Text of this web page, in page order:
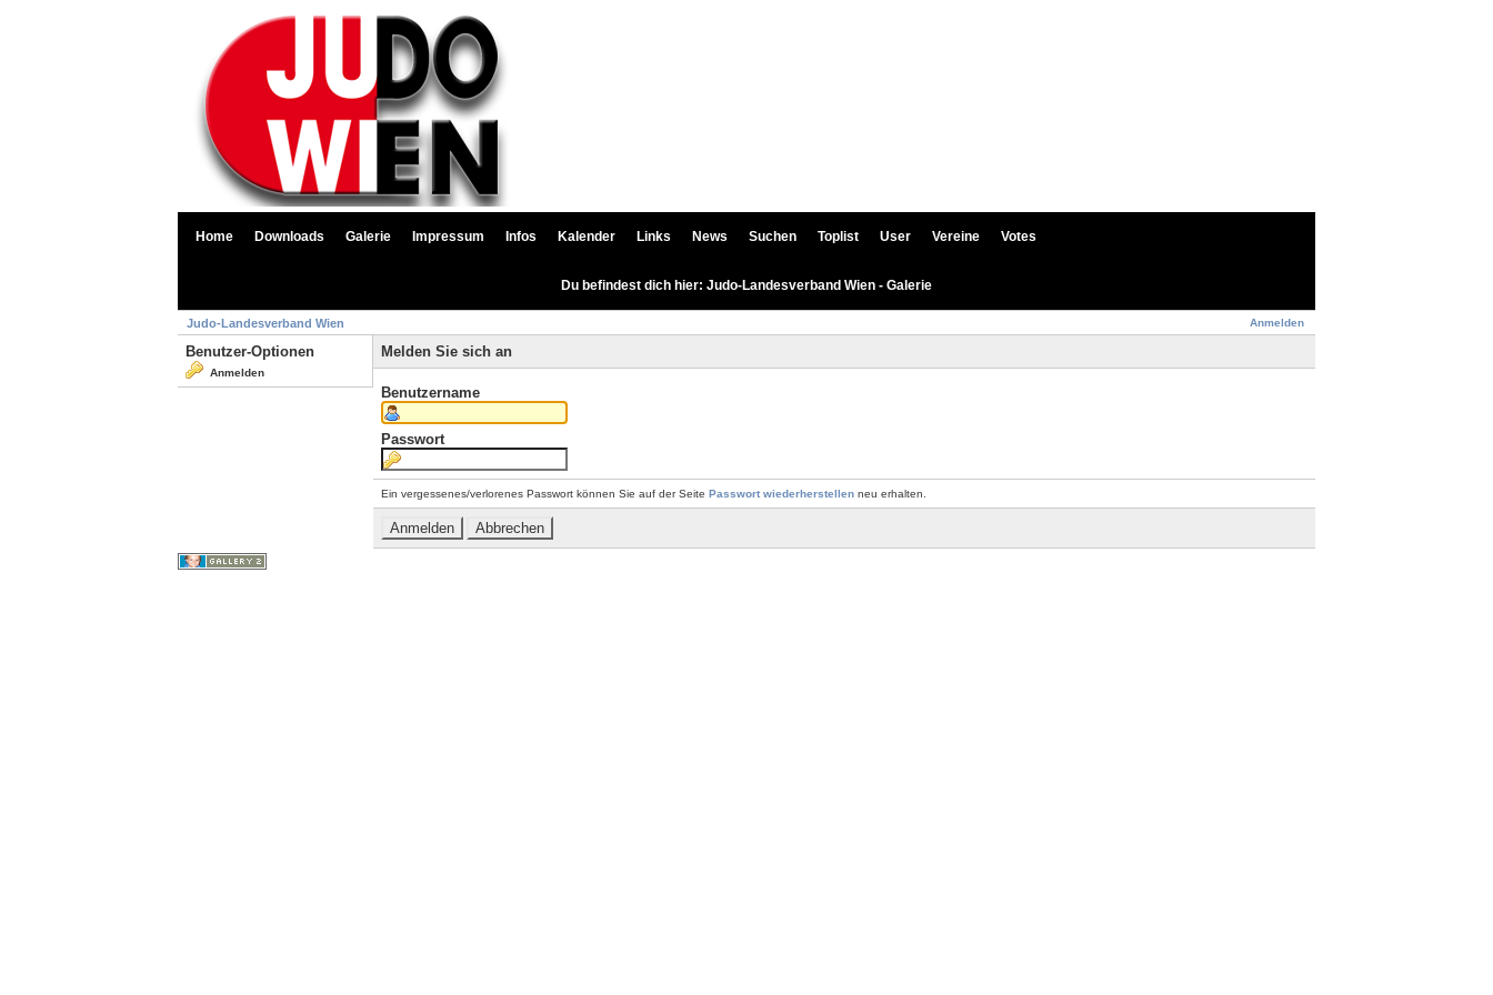
Home Downloads Galerie Impressum Infos Kalender Links News Suchen Toplist User Vereine Votes
Du befindest dich hier: Judo-Landesverband Wien - Galerie
Anmelden
Judo-Landesverband Wien
Benutzer-Optionen
Anmelden
Melden Sie sich an
Benutzername
Passwort
Ein vergessenes/verlorenes Passwort können Sie auf der Seite Passwort wiederherstellen neu erhalten.